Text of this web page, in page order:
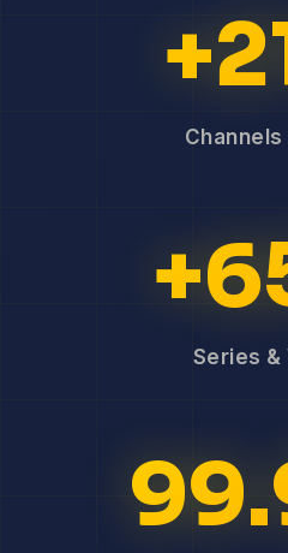
Channels
Series &